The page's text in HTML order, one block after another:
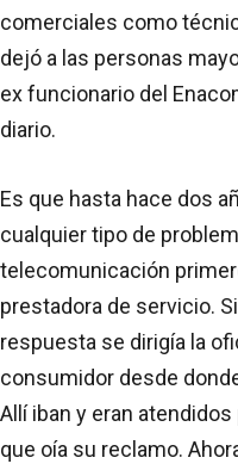
comerciales como
dejó a las personas
ex funcionario del
diario.
Es que hasta hace dos
cualquier tipo de
telecomunicación
prestadora de servicio.
respuesta se dirigía la
consumidor desde
Allí iban y eran
que oía su reclamo.